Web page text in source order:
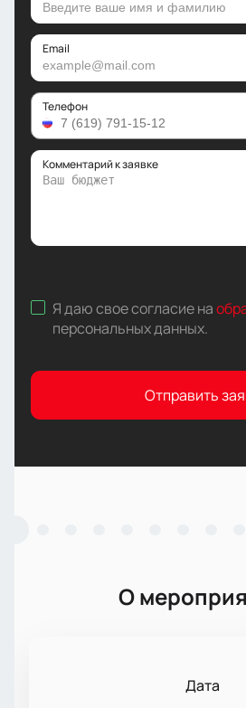
Email
Телефон
Комментарий к заявке
Я даю свое согласие на
персональных данных.
Отправить
О
Дата